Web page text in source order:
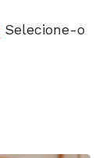
Selecione-o